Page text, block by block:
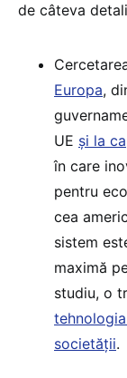
de câteva
Europa,
UE și la
în care
pentru
cea
sistem
maximă
studiu, o
societății.